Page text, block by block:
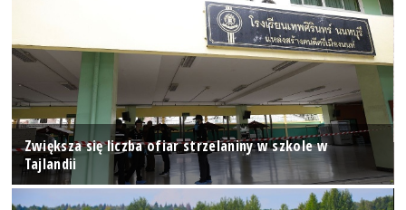
Zwiększa się liczba ofiar strzelaniny w szkole w
Tajlandii